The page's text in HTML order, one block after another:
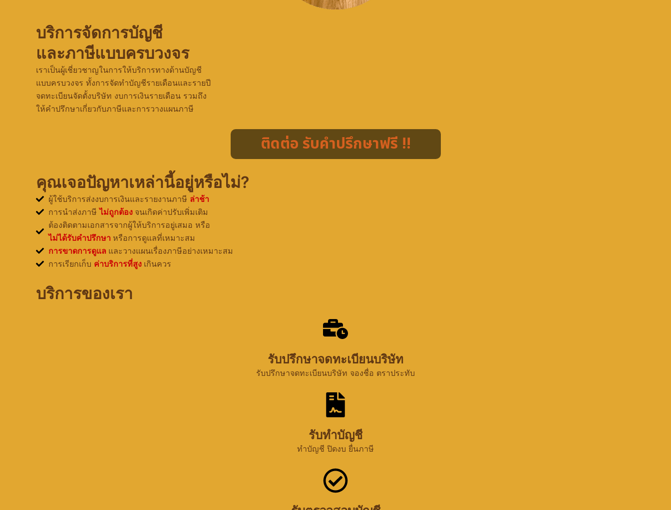
บริการจัดการบัญชี
และภาษีแบบครบวงจร
เราเป็นผู้เชี่ยวชาญในการให้บริการทางด้านบัญชี
แบบครบวงจร ทั้งการจัดทำบัญชีรายเดือนและรายปี
จดทะเบียนจัดตั้งบริษัท งบการเงินรายเดือน รวมถึง
ให้คำปรึกษาเกี่ยวกับภาษีและการวางแผนภาษี
ติดต่อ รับคำปรึกษาฟรี !!
คุณเจอปัญหาเหล่านี้อยู่หรือไม่?
ผู้ใช้บริการส่งงบการเงินและรายงานภาษี ล่าช้า
การนำส่งภาษีไม่ถูกต้อง จนเกิดค่าปรับเพิ่มเติม
ต้องติดตามเอกสารจากผู้ให้บริการอยู่เสมอ หรือ
ไม่ได้รับคำปรึกษา หรือการดูแลที่เหมาะสม
การขาดการดูแล และวางแผนเรื่องภาษีอย่างเหมาะสม
การเรียกเก็บ ค่าบริการที่สูง เกินควร
บริการของเรา
รับปรึกษาจดทะเบียนบริษัท
รับปรึกษาจดทะเบียนบริษัท จองชื่อ ตราประทับ
รับทำบัญชี
ทำบัญชี ปิดงบ ยื่นภาษี